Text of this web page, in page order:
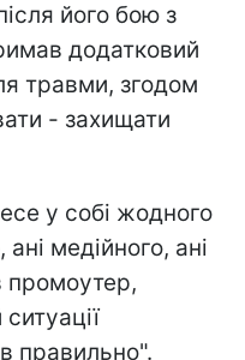
його бою з
додатковий
травми, згодом
- захищати
у собі жодного
медійного, ані
промоутер,
правильно".